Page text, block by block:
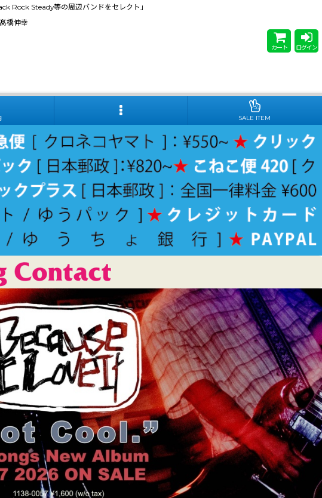
Rock Steady等の周辺バンドをセレクト」
橋伸幸
カート ログイン
SALE ITEM